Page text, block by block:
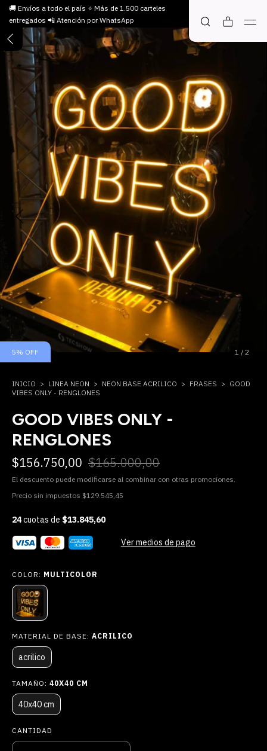
🚚 Envíos a todo el país ⭐ Más de 1.500 carteles
entregados 📲 Atención por WhatsApp
5% OFF 1 / 2
INICIO > LINEA NEON > NEON BASE ACRILICO > FRASES > GOOD
VIBES ONLY - RENGLONES
GOOD VIBES ONLY -
RENGLONES
$156.750,00 $165.000,00
El descuento puede modificarse al combinar con otras promociones.
Precio sin impuestos $129.545,45
24cuotas de $13.845,60
Ver medios de pago
COLOR: MULTICOLOR
MATERIAL DE BASE: ACRILICO
acrilico
TAMAÑO: 40X40 CM
40x40 cm
CANTIDAD